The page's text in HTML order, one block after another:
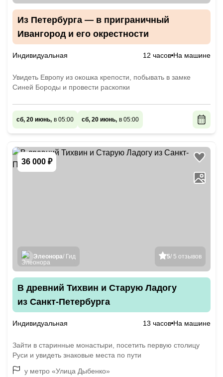
Из Петербурга — в приграничный
Ивангород и его окрестности
Индивидуальная 12 часов На машине
Увидеть Европу из окошка крепости, побывать в замке
Синей Бороды и провести раскопки
сб, 20 июнь, в 05:00 сб, 20 июнь, в 05:00
36 000 ₽
5/ 5 отзывов
Элеонора/ Гид
В древний Тихвин и Старую Ладогу
из Санкт-Петербурга
Индивидуальная 13 часов На машине
Зайти в старинные монастыри, посетить первую столицу
Руси и увидеть знаковые места по пути
у метро «Улица Дыбенко»